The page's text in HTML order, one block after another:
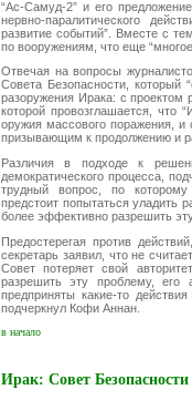
“Ас-Самуд-2” и его
нервно-паралитического
развитие событий”. Вместе с
по вооружениям, что еще
Отвечая на вопросы
Совета Безопасности, который
разоружения Ирака: с
которой провозглашается, что
оружия массового поражения,
призывающим к продолжению и
Различия в подходе к
демократического процесса,
трудный вопрос, по
предстоит попытаться уладить
более эффективно разрешить
Предостерегая против
секретарь заявил, что не
Совет потеряет свой
разрешить эту проблему, его
предприняты какие-то
подчеркнул Кофи Аннан.
в начало
Ирак: Совет Безопасности